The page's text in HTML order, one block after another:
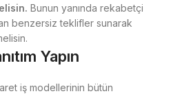
Bunun yanında rekabetçi
benzersiz teklifler sunarak
Yapın
iş modellerinin bütün